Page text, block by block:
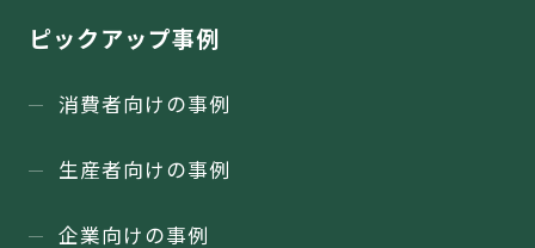
ピックアップ事例
消費者向けの事例
生産者向けの事例
企業向けの事例